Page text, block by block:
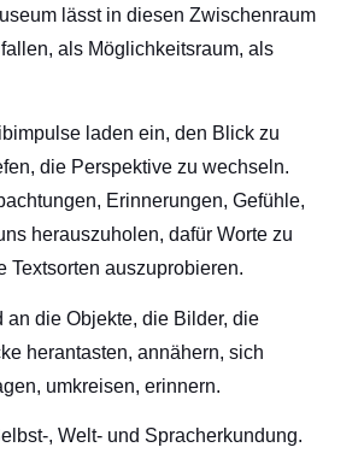
lässt in diesen Zwischenraum
als Möglichkeitsraum, als
laden ein, den Blick zu
die Perspektive zu wechseln.
Erinnerungen, Gefühle,
herauszuholen, dafür Worte zu
Textsorten auszuprobieren.
an die Objekte, die Bilder, die
herantasten, annähern, sich
umkreisen, erinnern.
, Welt- und Spracherkundung.